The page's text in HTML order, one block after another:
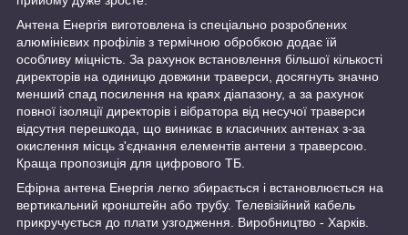
Антена Енергія виготовлена із спеціально розроблених
алюмінієвих профілів з термічною обробкою додає їй
особливу міцність. За рахунок встановлення більшої кількості
директорів на одиницю довжини траверси, досягнуть значно
менший спад посилення на краях діапазону, а за рахунок
повної ізоляції директорів і вібратора від несучої траверси
відсутня перешкода, що виникає в класичних антенах з-за
окислення місць з'єднання елементів антени з траверсою.
Краща пропозиція для цифрового ТБ.
Ефірна антена Енергія легко збирається і встановлюється на
вертикальний кронштейн або трубу. Телевізійний кабель
прикручується до плати узгодження. Виробництво - Харків.